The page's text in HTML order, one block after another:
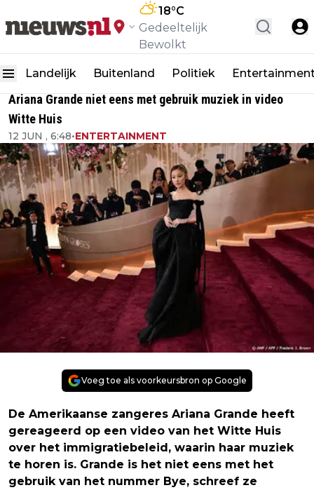
18°C
Gedeeltelijk
Bewolkt
Landelijk Buitenland Politiek
Ariana Grande niet eens met gebruik muziek in video
Witte Huis
12 JUN , 6:48•ENTERTAINMENT
Voeg toe als voorkeursbron op Google
De Amerikaanse zangeres Ariana Grande heeft
gereageerd op een video van het Witte Huis
over het immigratiebeleid, waarin haar muziek
te horen is. Grande is het niet eens met het
gebruik van het nummer Bye, schreef ze